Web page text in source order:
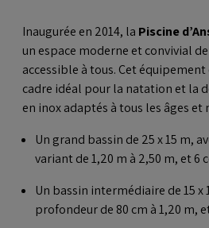
Inaugurée en 2014, la Piscine
un espace moderne et convivial
accessible à tous. Cet
cadre idéal pour la natation et la
en inox adaptés à tous les âges et
Un grand bassin de 25 x 15 m,
variant de 1,20 m à 2,50 m, et 6
Un bassin intermédiaire de 15 x
profondeur de 80 cm à 1,20 m,